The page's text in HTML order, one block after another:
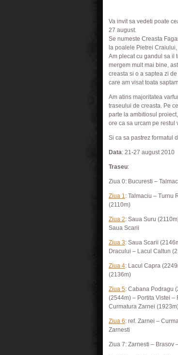
Va invit sa vedeti poate
27 august.
Se numeste Creasta
la poalele Pietrei
Am plecat cu gandul sa il
mergem mult mai bine,
creasta si o a saptea zi
care am visat toata
Am atins majoritatea
traseului de creasta. Pe
parte la ambitiosul
ore ca sa urcam pe restul
Si ca sa pastrez formatul
Data: 21-27 august 2010
Traseu:
Ziua 0: Bucuresti –
Ziua 1: Talmaciu – Turnu
(2110m)
Ziua 2: Saua Suru
Saua Scarii
Ziua 3: Saua Scarii
Dracului – Lacul Caltun
Ziua 4: Lacul Capra
(2136m)
Ziua 5: Cabana Podragu
(2544m) – Portita Vistei –
Curmatura Zarnei
Ziua 6: ref. Zarnei –
Zarnesti
Ziua 7: Zarnesti – Brasov